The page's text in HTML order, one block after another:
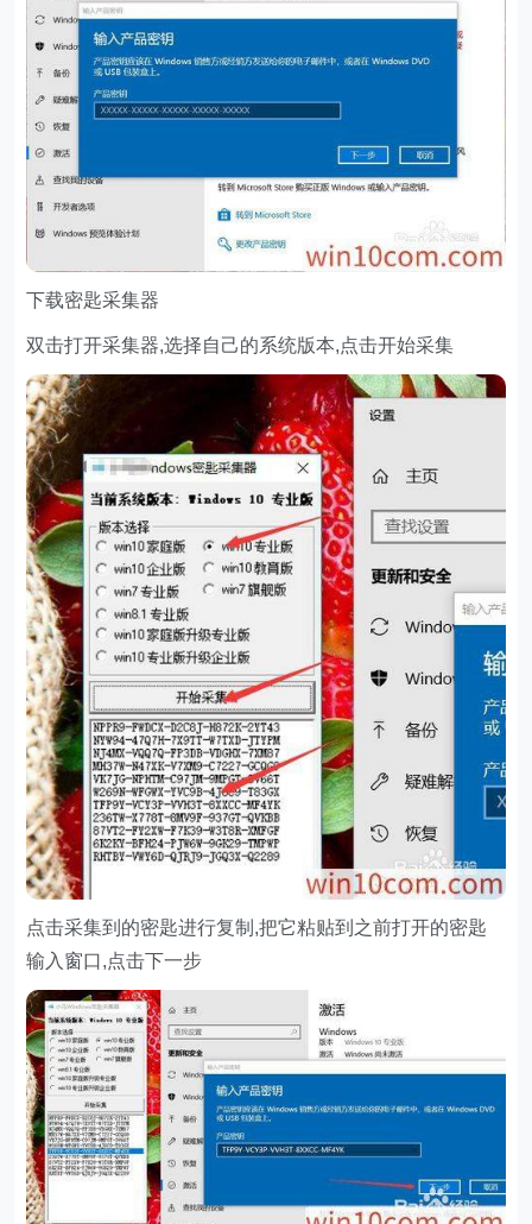
下载密匙采集器
双击打开采集器,选择自己的系统版本,点击开始采集
点击采集到的密匙进行复制,把它粘贴到之前打开的密匙
输入窗口,点击下一步